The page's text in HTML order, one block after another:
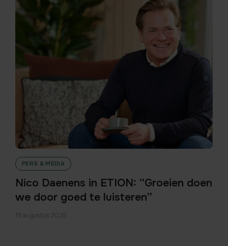
PERS & MEDIA
Nico Daenens in ETION: “Groeien doen
we door goed te luisteren”
19 augustus 2025